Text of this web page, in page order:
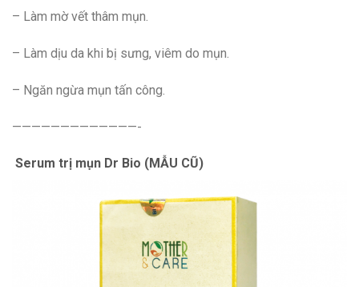
– Làm mờ vết thâm mụn.
– Làm dịu da khi bị sưng, viêm do mụn.
– Ngăn ngừa mụn tấn công.
—————————————-
Serum trị mụn Dr Bio (MẪU CŨ)